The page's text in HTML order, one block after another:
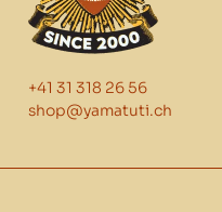
+41 31 318 26 56
shop@yamatuti.ch